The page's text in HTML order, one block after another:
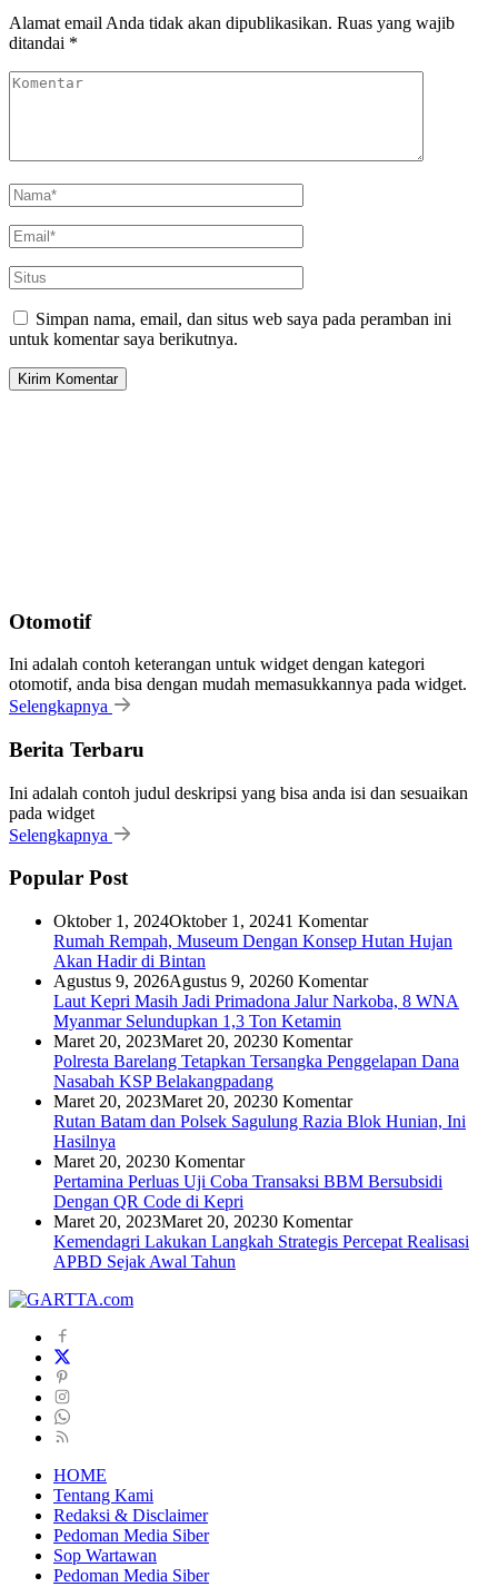
Alamat email Anda tidak akan dipublikasikan. Ruas yang wajib
ditandai *
Simpan nama, email, dan situs web saya pada peramban ini
untuk komentar saya berikutnya.
Otomotif
Ini adalah contoh keterangan untuk widget dengan kategori
otomotif, anda bisa dengan mudah memasukkannya pada widget.
Selengkapnya
Berita Terbaru
Ini adalah contoh judul deskripsi yang bisa anda isi dan sesuaikan
pada widget
Selengkapnya
Popular Post
Oktober 1, 2024Oktober 1, 20241 Komentar
Rumah Rempah, Museum Dengan Konsep Hutan Hujan
Akan Hadir di Bintan
Agustus 9, 2026Agustus 9, 20260 Komentar
Laut Kepri Masih Jadi Primadona Jalur Narkoba, 8 WNA
Myanmar Selundupkan 1,3 Ton Ketamin
Maret 20, 2023Maret 20, 20230 Komentar
Polresta Barelang Tetapkan Tersangka Penggelapan Dana
Nasabah KSP Belakangpadang
Maret 20, 2023Maret 20, 20230 Komentar
Rutan Batam dan Polsek Sagulung Razia Blok Hunian, Ini
Hasilnya
Maret 20, 20230 Komentar
Pertamina Perluas Uji Coba Transaksi BBM Bersubsidi
Dengan QR Code di Kepri
Maret 20, 2023Maret 20, 20230 Komentar
Kemendagri Lakukan Langkah Strategis Percepat Realisasi
APBD Sejak Awal Tahun
HOME
Tentang Kami
Redaksi & Disclaimer
Pedoman Media Siber
Sop Wartawan
Pedoman Media Siber